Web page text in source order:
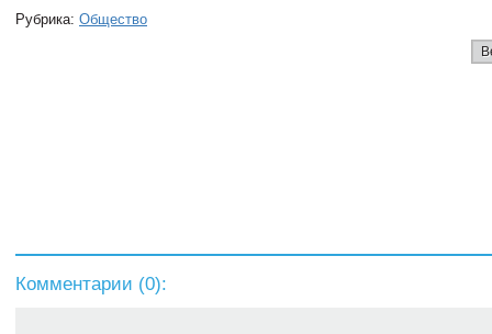
Рубрика: Общество
Комментарии (0):